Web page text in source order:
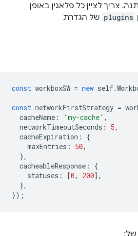
צריך לציין כל פלאגין באופן
plugins של הגדרת
const workboxSW = new self.
const networkFirstStrategy =
cacheName : 'my-cache' ,
networkTimeoutSeconds : 5,
cacheExpiration :
{
maxEntries : 50,
},
cacheableResponse :
{
statuses : [0, 200],
},
});